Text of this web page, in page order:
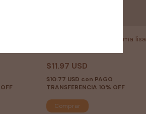
batita bebé algodón pima lisa
$11.97 USD
$10.77 USD con PAGO
TRANSFERENCIA 10% OFF
Comprar